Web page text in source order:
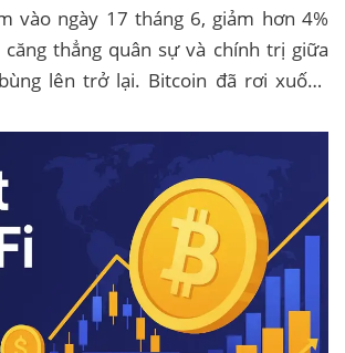
vào ngày 17 tháng 6, giảm hơn 4%
thẳng quân sự và chính trị giữa
lên trở lại. Bitcoin đã rơi xuống